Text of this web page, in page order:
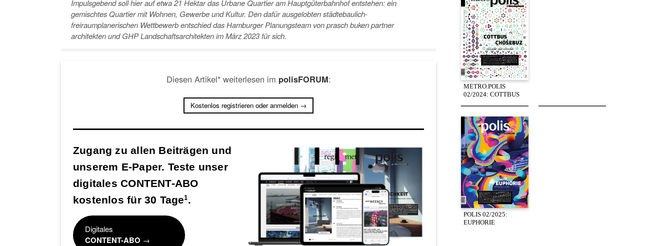
Impulsgebend soll hier auf etwa 21 Hektar das Urbane Quartier am Hauptgüterbahnhof entstehen: ein
gemischtes Quartier mit Wohnen, Gewerbe und Kultur. Den dafür ausgelobten städtebaulich-
freiraumplanerischen Wettbewerb entschied das Hamburger Planungsteam von prasch buken partner
architekten und GHP Landschaftsarchitekten im März 2023 für sich.
Diesen Artikel* weiterlesen im polisFORUM:
Kostenlos registrieren oder anmelden →
Zugang zu allen Beiträgen und
unserem E-Paper. Teste unser
digitales CONTENT-ABO
kostenlos für 30 Tage1.
Digitales
CONTENT-ABO →
METRO.POLIS
02/2024: COTTBUS
POLIS 02/2025:
EUPHORIE